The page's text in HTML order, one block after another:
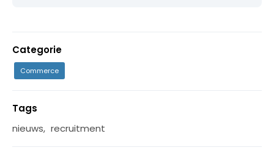
Categorie
Commerce
Tags
nieuws, recruitment